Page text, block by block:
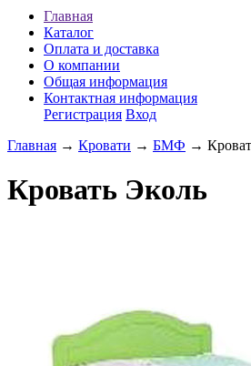
Главная
Каталог
Оплата и доставка
О компании
Общая информация
Контактная информация
Регистрация Вход
Главная → Кровати → БМФ →
Кровать Эколь